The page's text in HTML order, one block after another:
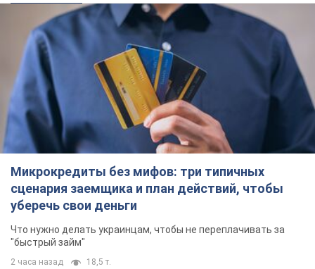
Микрокредиты без мифов: три типичных
сценария заемщика и план действий, чтобы
уберечь свои деньги
Что нужно делать украинцам, чтобы не переплачивать за
"быстрый займ"
2 часа назад 18,5 т.